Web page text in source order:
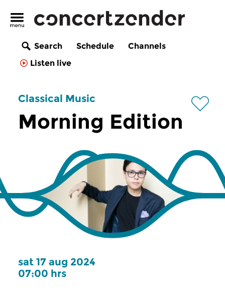
Search Schedule
Channels
Listen live
Classical Music
Morning Edition
sat 17 aug 2024
07:00 hrs